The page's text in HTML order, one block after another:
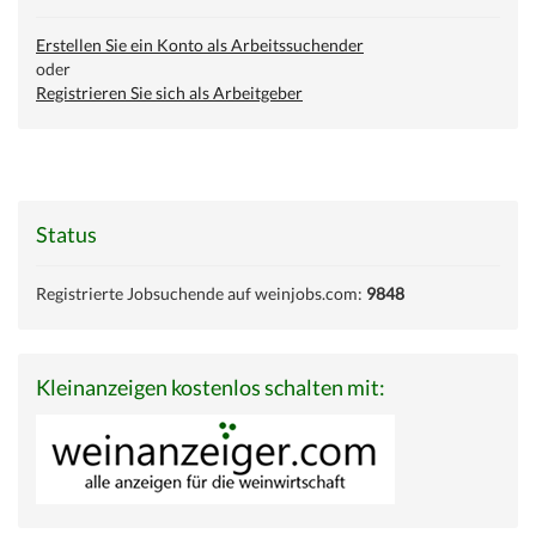
Erstellen Sie ein Konto als Arbeitssuchender
oder
Registrieren Sie sich als Arbeitgeber
Status
Registrierte Jobsuchende auf weinjobs.com: 9848
Kleinanzeigen kostenlos schalten mit: